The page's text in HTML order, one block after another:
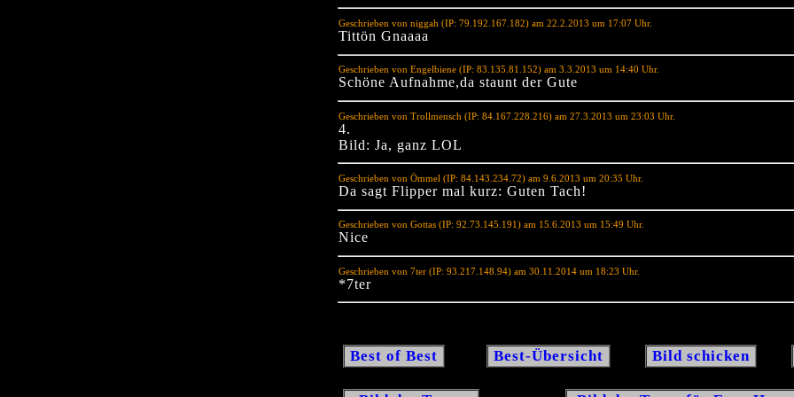
Geschrieben von niggah (IP: 79.192.167.182) am 22.2.2013 um 17:07 Uhr.
Tittön Gnaaaa
Geschrieben von Engelbiene (IP: 83.135.81.152) am 3.3.2013 um 14:40 Uhr.
Schöne Aufnahme,da staunt der Gute
Geschrieben von Trollmensch (IP: 84.167.228.216) am 27.3.2013 um 23:03 Uhr.
4.
Bild: Ja, ganz LOL
Geschrieben von Ömmel (IP: 84.143.234.72) am 9.6.2013 um 20:35 Uhr.
Da sagt Flipper mal kurz: Guten Tach!
Geschrieben von Gottas (IP: 92.73.145.191) am 15.6.2013 um 15:49 Uhr.
Nice
Geschrieben von 7ter (IP: 93.217.148.94) am 30.11.2014 um 18:23 Uhr.
*7ter
Best of Best Best-Übersicht Bild schicken